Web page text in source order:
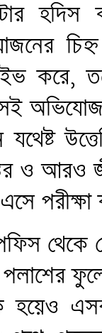
হদিস
করে,
যথেষ্ট
ও আরও
থেকে
হয়েও